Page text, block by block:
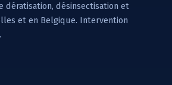
dératisation, désinsectisation et
et en Belgique. Intervention